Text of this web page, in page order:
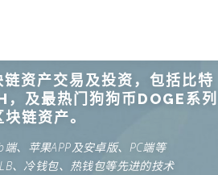
OKX 欧意APP下载 欧意注册网
讯 易欧APP下载
资产交易及投资，包括比特
及最热门狗狗币DOGE系列
块链资产。
端、苹果APP及安卓版、PC端等
、冷钱包、热钱包等先进的技术